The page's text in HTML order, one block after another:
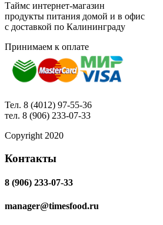
Таймс интернет-магазин
продукты питания домой и в офис
с доставкой по Калининграду
Принимаем к оплате
Тел. 8 (4012) 97-55-36
тел. 8 (906) 233-07-33
Copyright 2020
Контакты
8 (906) 233-07-33
manager@timesfood.ru